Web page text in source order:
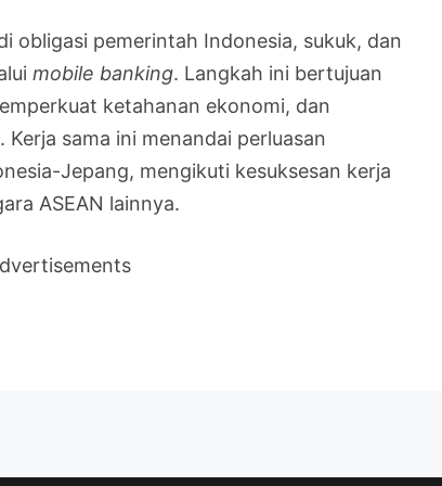
obligasi pemerintah Indonesia, sukuk, dan
mobile banking. Langkah ini bertujuan
ketahanan ekonomi, dan
sama ini menandai perluasan
Jepang, mengikuti kesuksesan kerja
ASEAN lainnya.